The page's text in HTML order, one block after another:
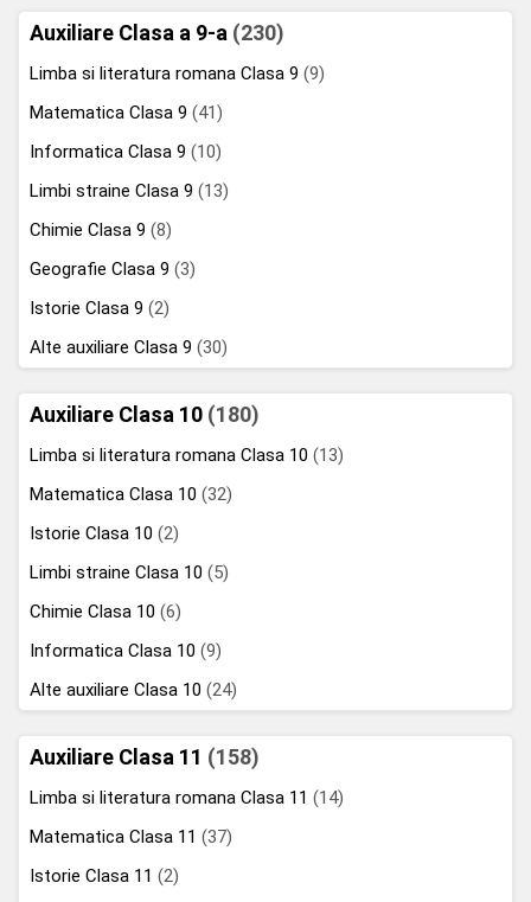
Auxiliare Clasa a 9-a (230)
Limba si literatura romana Clasa 9 (9)
Matematica Clasa 9 (41)
Informatica Clasa 9 (10)
Limbi straine Clasa 9 (13)
Chimie Clasa 9 (8)
Geografie Clasa 9 (3)
Istorie Clasa 9 (2)
Alte auxiliare Clasa 9 (30)
Auxiliare Clasa 10 (180)
Limba si literatura romana Clasa 10 (13)
Matematica Clasa 10 (32)
Istorie Clasa 10 (2)
Limbi straine Clasa 10 (5)
Chimie Clasa 10 (6)
Informatica Clasa 10 (9)
Alte auxiliare Clasa 10 (24)
Auxiliare Clasa 11 (158)
Limba si literatura romana Clasa 11 (14)
Matematica Clasa 11 (37)
Istorie Clasa 11 (2)